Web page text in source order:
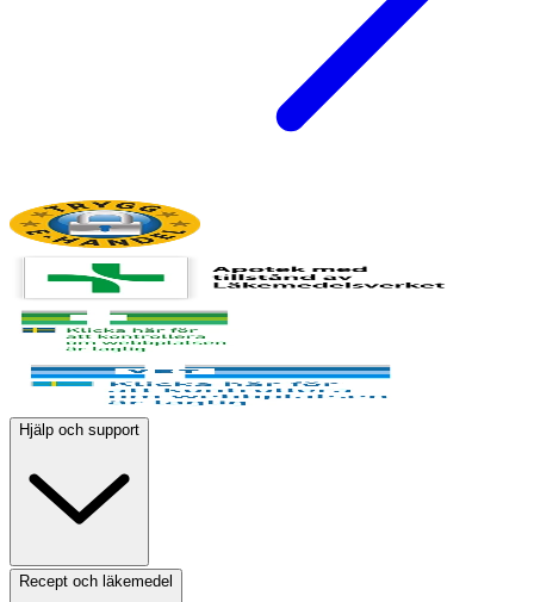
Hjälp och support
Recept och läkemedel